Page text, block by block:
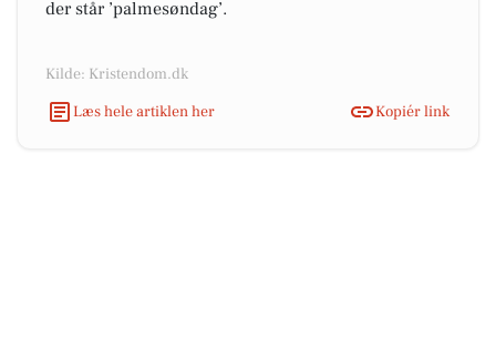
der står ’palmesøndag’.
Kilde: Kristendom.dk
Læs hele artiklen her
Kopiér link